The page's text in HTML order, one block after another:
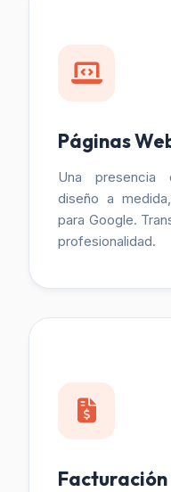
Páginas
Una presencia
diseño a
para Google.
profesionalidad.